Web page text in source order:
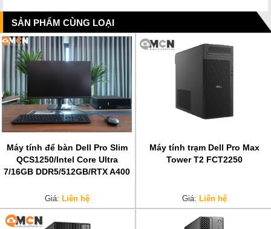
SẢN PHẨM CÙNG LOẠI
Máy tính để bàn Dell Pro Slim
QCS1250/Intel Core Ultra
7/16GB DDR5/512GB/RTX A400
Giá: Liên hệ
Máy tính trạm Dell Pro Max
Tower T2 FCT2250
Giá: Liên hệ